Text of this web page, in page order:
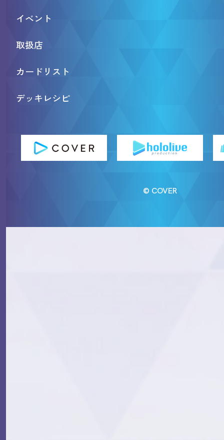
イベント
取扱店
カードリスト
デッキレシピ
© COVER